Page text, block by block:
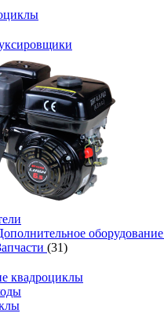
оборудование
(31)
квадроциклы